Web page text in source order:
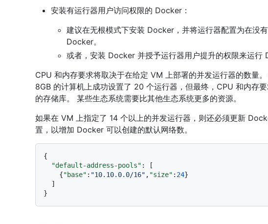
安装有运行器用户访问权限的 Docker：
建议在无根模式下安装 Docker，并将运行器配置为在没有
Docker。
或者，安装 Docker 并授予运行器用户提升的权限来运行
CPU 和内存要求将取决于在给定 VM 上部署的并发运行器的数量
8GB 的计算机上成功设置了 20 个运行器，但最终，CPU 和内存
的存储库。 某些生态系统需要比其他生态系统更多的资源。
如果在 VM 上指定了 14 个以上的并发运行器，则还必须更新
置，以增加 Docker 可以创建的默认网络数。
{
"default-address-pools" :
[
{"base" : "10.10.0.0/16" , "size" : 24}
]
}